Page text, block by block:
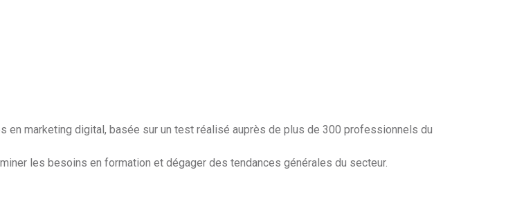
marketing digital, basée sur un test réalisé auprès de plus de 300 professionnels du
les besoins en formation et dégager des tendances générales du secteur.